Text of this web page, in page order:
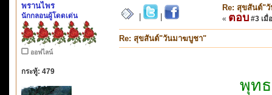
พรานไพร
นักกลอนผู้โดดเด่น
ออฟไลน์
กระทู้: 479
Re: สุขสันต์"
« ตอบ #3 เมื่
Re: สุขสันต์"วันมาฆบูชา"
พุท